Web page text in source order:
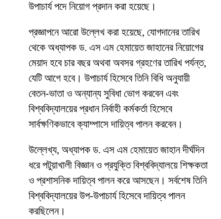
উপাচার্য পদে নিয়োগ প্রদান করা হয়েছে।
প্রজ্ঞাপনে আরো উল্লেখ করা হয়েছে, যোগদানের তারিখ
থেকে অধ্যাপক ড. এস এম হেমায়েত জাহানের নিয়োগের
মেয়াদ হবে চার বছর অথবা অবসর গ্রহণের তারিখ পর্যন্ত,
যেটি আগে হবে। উপাচার্য হিসেবে তিনি বিধি অনুযায়ী
বেতন-ভাতা ও অন্যান্য সুবিধা ভোগ করবেন এবং
বিশ্ববিদ্যালয়ের প্রধান নির্বাহী কর্মকর্তা হিসেবে
সার্বক্ষণিকভাবে ক্যাম্পাসে দায়িত্ব পালন করবেন।
উল্লেখ্য, অধ্যাপক ড. এস এম হেমায়েত জাহান দীর্ঘদিন
ধরে পটুয়াখালী বিজ্ঞান ও প্রযুক্তি বিশ্ববিদ্যালয়ে শিক্ষকতা
ও প্রশাসনিক দায়িত্ব পালন করে আসছেন। সর্বশেষ তিনি
বিশ্ববিদ্যালয়ের উপ-উপাচার্য হিসেবে দায়িত্ব পালন
করছিলেন।